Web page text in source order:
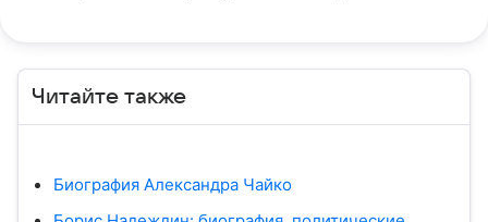
Читайте также
Биография Александра Чайко